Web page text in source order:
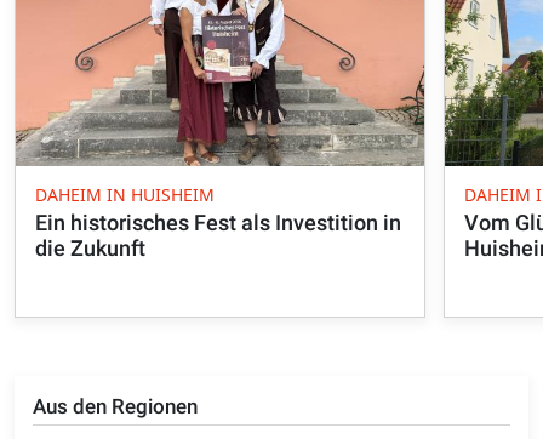
Aus den Regionen
DAHEIM IN HUISHEIM
Ein historisches Fest als Investition in
die Zukunft
DAHEIM
Vom